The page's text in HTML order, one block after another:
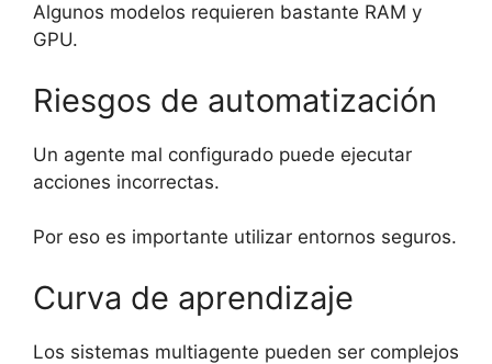
Algunos modelos requieren bastante RAM y
GPU.
Riesgos de automatización
Un agente mal configurado puede ejecutar
acciones incorrectas.
Por eso es importante utilizar entornos seguros.
Curva de aprendizaje
Los sistemas multiagente pueden ser complejos